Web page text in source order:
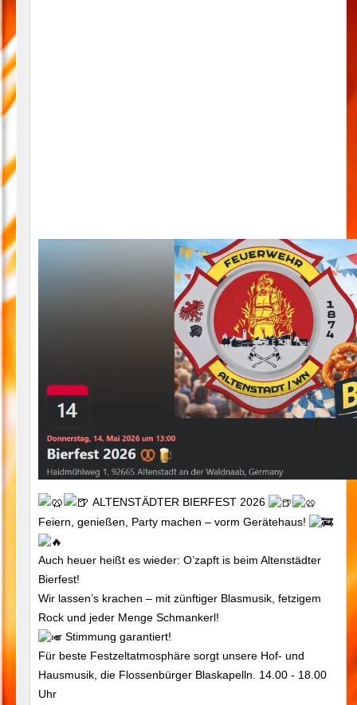
ALTENSTÄDTER BIERFEST 2026
Feiern, genießen, Party machen – vorm Gerätehaus!
Auch heuer heißt es wieder: O’zapft is beim Altenstädter
Bierfest!
Wir lassen’s krachen – mit zünftiger Blasmusik, fetzigem
Rock und jeder Menge Schmankerl!
Stimmung garantiert!
Für beste Festzeltatmosphäre sorgt unsere Hof- und
Hausmusik, die Flossenbürger Blaskapelln. 14.00 - 18.00
Uhr